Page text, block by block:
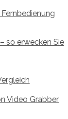
so erwecken Sie
Video Grabber